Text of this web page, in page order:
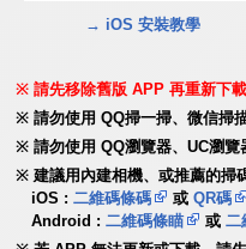
→ iOS 安裝教學
請先移除舊版 APP 再重新下載
請勿使用 QQ掃一掃、微信掃
請勿使用 QQ瀏覽器、UC瀏
建議用內建相機、或推薦的掃
iOS :二維碼條碼 或QR碼
Android :二維碼條瞄 或二